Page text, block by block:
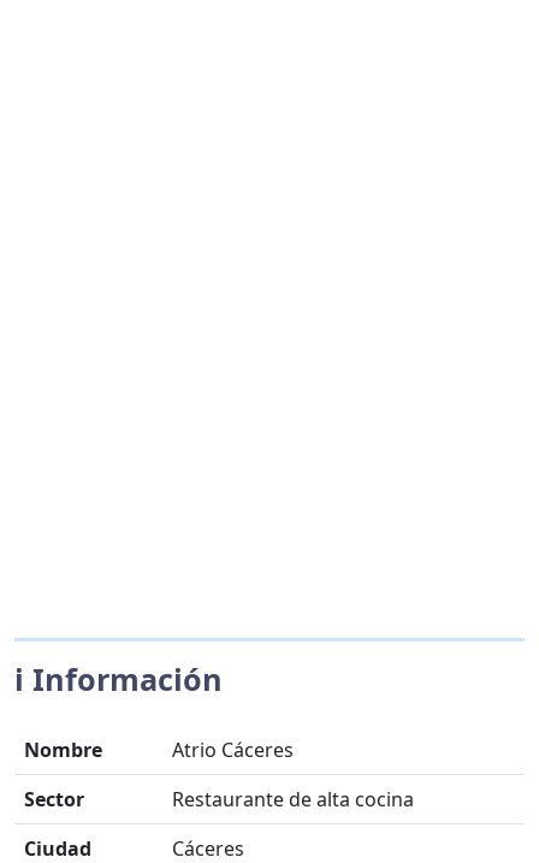
ℹ️ Información
Nombre
Atrio Cáceres
Sector
Restaurante de alta cocina
Ciudad
Cáceres